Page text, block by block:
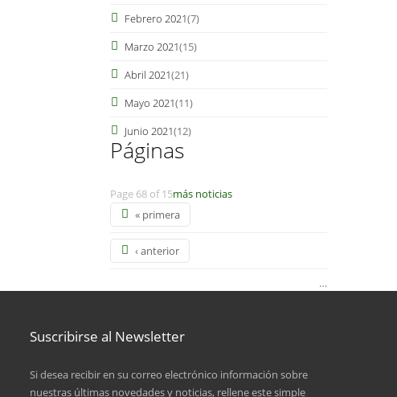
Febrero 2021(7)
Marzo 2021(15)
Abril 2021(21)
Mayo 2021(11)
Junio 2021(12)
Páginas
Page 68 of 15
« primera
‹ anterior
…
6
más noticias
Suscribirse al Newsletter
Si desea recibir en su correo electrónico información sobre
nuestras últimas novedades y noticias, rellene este simple